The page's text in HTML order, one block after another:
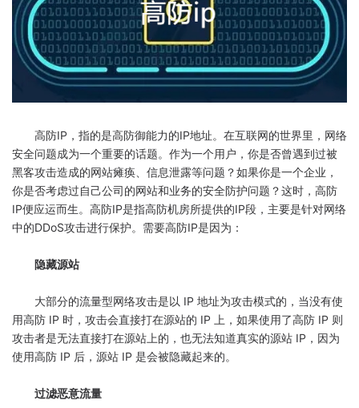
高防IP，指的是高防御能力的IP地址。在互联网的世界里，网络
安全问题成为一个重要的话题。作为一个用户，你是否曾遇到过被
黑客攻击造成的网站瘫痪、信息泄露等问题？如果你是一个企业，
你是否考虑过自己公司的网站和业务的安全防护问题？这时，高防
IP便应运而生。高防IP是指高防机房所提供的IP段，主要是针对网络
中的DDoS攻击进行保护。需要高防IP是因为：
隐藏源站
大部分的流量型网络攻击是以 IP 地址为攻击模式的，当没有使
用高防 IP 时，攻击会直接打在源站的 IP 上，如果使用了高防 IP 则
攻击者是无法直接打在源站上的，也无法知道真实的源站 IP，因为
使用高防 IP 后，源站 IP 是会被隐藏起来的。
过滤恶意流量